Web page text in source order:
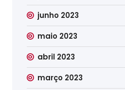
junho 2023
maio 2023
abril 2023
março 2023